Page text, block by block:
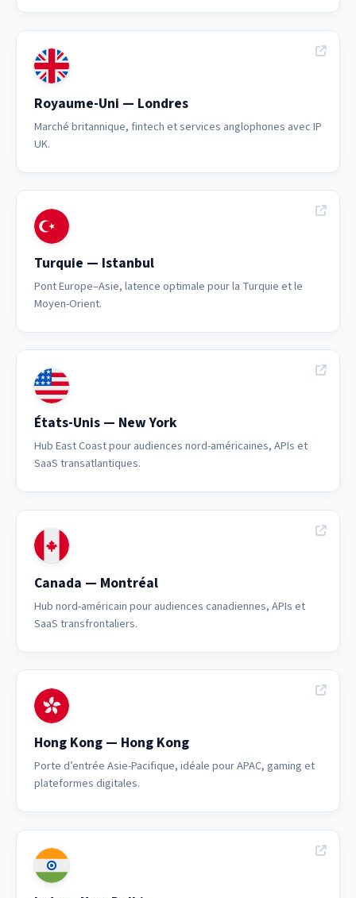
Royaume-Uni — Londres
Marché britannique, fintech et services anglophones avec IP
UK.
Turquie — Istanbul
Pont Europe–Asie, latence optimale pour la Turquie et le
Moyen-Orient.
États-Unis — New York
Hub East Coast pour audiences nord-américaines, APIs et
SaaS transatlantiques.
Canada — Montréal
Hub nord-américain pour audiences canadiennes, APIs et
SaaS transfrontaliers.
Hong Kong — Hong Kong
Porte d’entrée Asie-Pacifique, idéale pour APAC, gaming et
plateformes digitales.